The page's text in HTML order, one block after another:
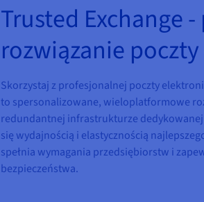
Trusted Exchange
rozwiązanie
Skorzystaj z profesjonalnej poczty
to spersonalizowane, wieloplatformowe
redundantnej infrastrukturze
się wydajnością i elastycznością
spełnia wymagania przedsiębiorstw i
bezpieczeństwa.